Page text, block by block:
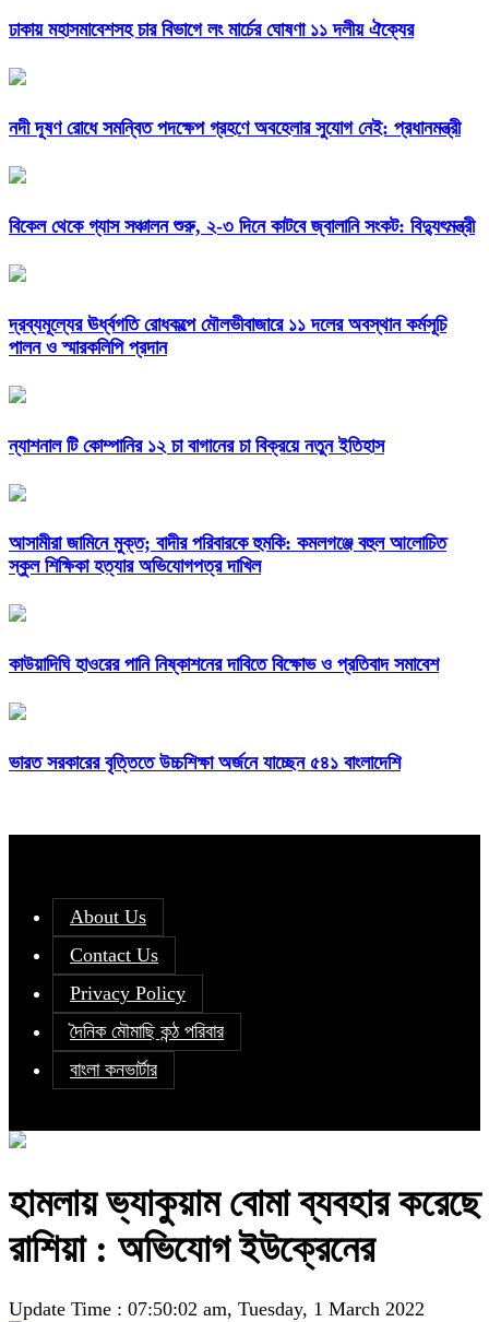
ঢাকায় মহাসমাবেশসহ চার বিভাগে লং মার্চের ঘোষণা ১১ দলীয় ঐক্যের
নদী দূষণ রোধে সমন্বিত পদক্ষেপ গ্রহণে অবহেলার সুযোগ নেই: প্রধানমন্ত্রী
বিকেল থেকে গ্যাস সঞ্চালন শুরু, ২-৩ দিনে কাটবে জ্বালানি সংকট: বিদ্যুৎমন্ত্রী
দ্রব্যমূল্যের ঊর্ধ্বগতি রোধকল্পে মৌলভীবাজারে ১১ দলের অবস্থান কর্মসূচি
পালন ও স্মারকলিপি প্রদান
ন্যাশনাল টি কোম্পানির ১২ চা বাগানের চা বিক্রয়ে নতুন ইতিহাস
আসামীরা জামিনে মুক্ত; বাদীর পরিবারকে হুমকি: কমলগঞ্জে বহুল আলোচিত
স্কুল শিক্ষিকা হত্যার অভিযোগপত্র দাখিল
কাউয়াদিঘি হাওরের পানি নিষ্কাশনের দাবিতে বিক্ষোভ ও প্রতিবাদ সমাবেশ
ভারত সরকারের বৃত্তিতে উচ্চশিক্ষা অর্জনে যাচ্ছেন ৫৪১ বাংলাদেশি
About Us
Contact Us
Privacy Policy
দৈনিক মৌমাছি কন্ঠ পরিবার
বাংলা কনভার্টার
হামলায় ভ্যাকুয়াম বোমা ব্যবহার করেছে
রাশিয়া : অভিযোগ ইউক্রেনের
Update Time : 07:50:02 am, Tuesday, 1 March 2022